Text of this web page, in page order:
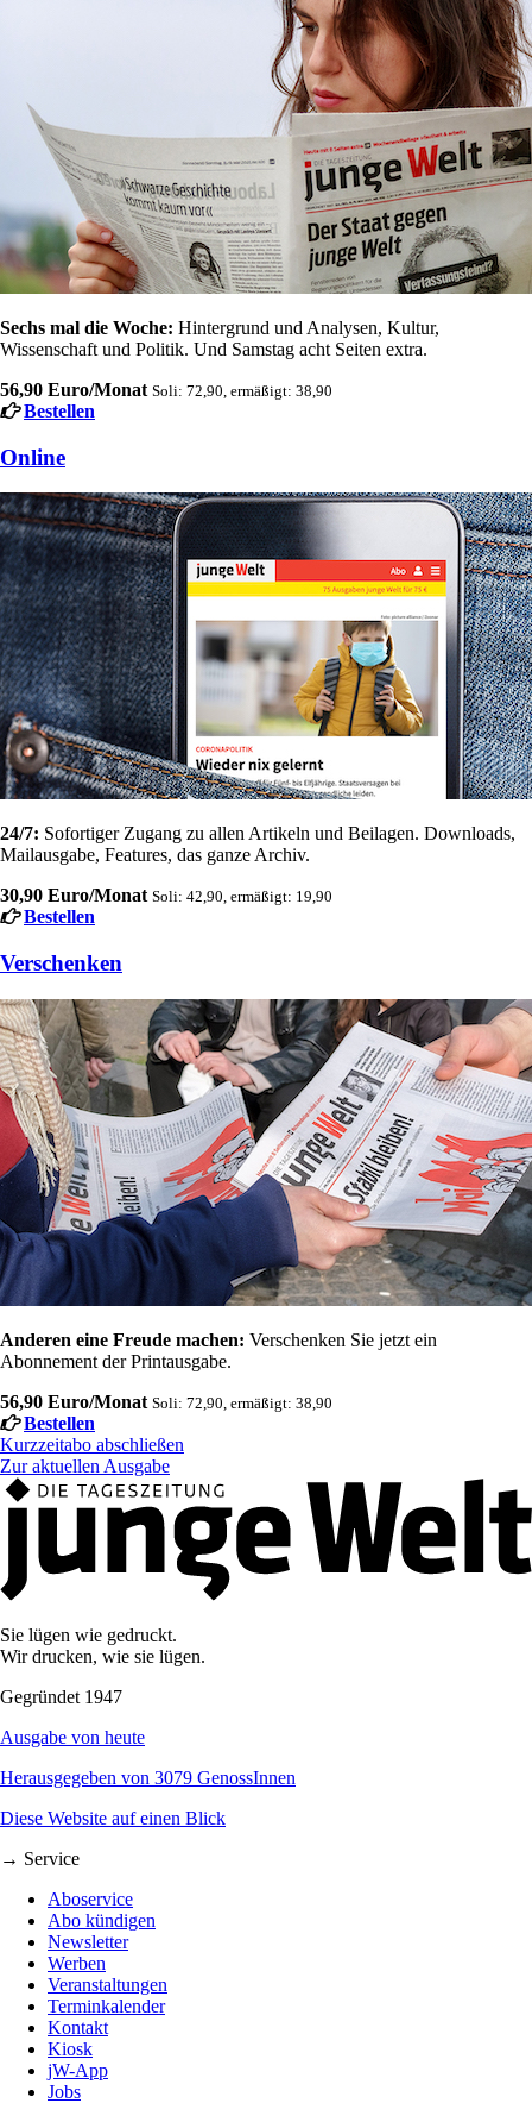
Sechs mal die Woche: Hintergrund und Analysen, Kultur,
Wissenschaft und Politik. Und Samstag acht Seiten extra.
56,90 Euro/Monat Soli: 72,90, ermäßigt: 38,90
Bestellen
Online
24/7: Sofortiger Zugang zu allen Artikeln und Beilagen. Downloads,
Mailausgabe, Features, das ganze Archiv.
30,90 Euro/Monat Soli: 42,90, ermäßigt: 19,90
Bestellen
Verschenken
Anderen eine Freude machen: Verschenken Sie jetzt ein
Abonnement der Printausgabe.
56,90 Euro/Monat Soli: 72,90, ermäßigt: 38,90
Bestellen
Kurzzeitabo abschließen
Zur aktuellen Ausgabe
Sie lügen wie gedruckt.
Wir drucken, wie sie lügen.
Gegründet 1947
Ausgabe von heute
Herausgegeben von 3079 GenossInnen
Diese Website auf einen Blick
→ Service
Aboservice
Abo kündigen
Newsletter
Werben
Veranstaltungen
Terminkalender
Kontakt
Kiosk
jW-App
Jobs